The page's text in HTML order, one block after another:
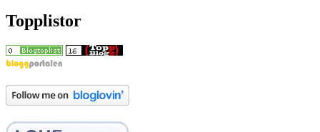
Topplistor